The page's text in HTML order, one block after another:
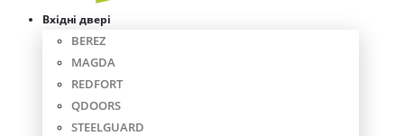
Вхідні двері
BEREZ
MAGDA
REDFORT
QDOORS
STEELGUARD